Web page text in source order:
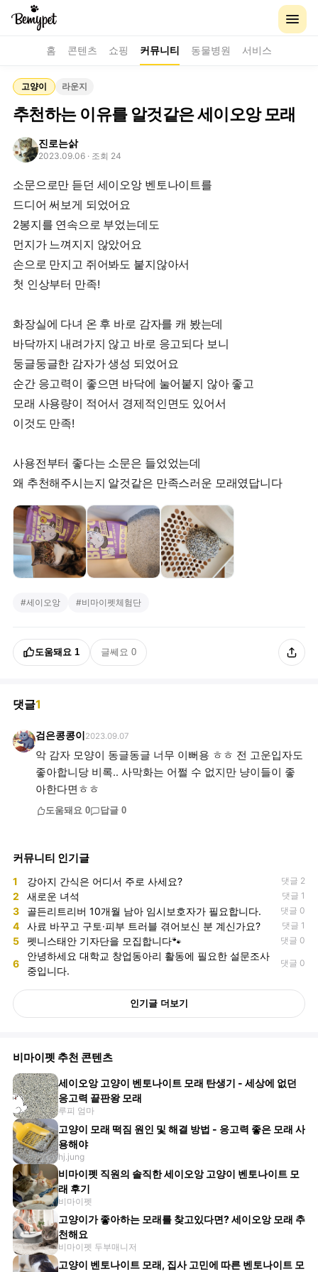
홈 콘텐츠 쇼핑 커뮤니티 동물병원 서비스
고양이 라운지
추천하는 이유를 알것같은 세이오앙 모래
진로는삵
2023.09.06 · 조회 24
소문으로만 듣던 세이오앙 벤토나이트를
드디어 써보게 되었어요
2봉지를 연속으로 부었는데도
먼지가 느껴지지 않았어요
손으로 만지고 쥐어봐도 붙지않아서
첫 인상부터 만족!
화장실에 다녀 온 후 바로 감자를 캐 봤는데
바닥까지 내려가지 않고 바로 응고되다 보니
둥글둥글한 감자가 생성 되었어요
순간 응고력이 좋으면 바닥에 눌어붙지 않아 좋고
모래 사용량이 적어서 경제적인면도 있어서
이것도 만족!
사용전부터 좋다는 소문은 들었었는데
왜 추천해주시는지 알것같은 만족스러운 모래였답니다
#세이오앙 #비마이펫체험단
도움돼요 1 글쎄요 0
댓글1
검은콩콩이 2023.09.07
악 감자 모양이 동글동글 너무 이뻐용 ㅎㅎ 전 고운입자도
좋아합니당 비록.. 사막화는 어쩔 수 없지만 냥이들이 좋
아한다면ㅎㅎ
도움돼요 0 답글 0
커뮤니티 인기글
1 강아지 간식은 어디서 주로 사세요? 댓글 2
2 새로운 녀석 댓글 1
3 골든리트리버 10개월 남아 임시보호자가 필요합니다. 댓글 0
4 사료 바꾸고 구토·피부 트러블 겪어보신 분 계신가요? 댓글 1
5 펫니스태안 기자단을 모집합니다🐾 댓글 0
6
안녕하세요 대학교 창업동아리 활동에 필요한 설문조사
중입니다.
댓글 0
인기글 더보기
비마이펫 추천 콘텐츠
세이오앙 고양이 벤토나이트 모래 탄생기 - 세상에 없던
응고력 끝판왕 모래
루피 엄마
고양이 모래 떡짐 원인 및 해결 방법 - 응고력 좋은 모래 사
용해야
hj.jung
비마이펫 직원의 솔직한 세이오앙 고양이 벤토나이트 모
래 후기
비마이펫
고양이가 좋아하는 모래를 찾고있다면? 세이오앙 모래 추
천해요
비마이펫 두부매니저
고양이 벤토나이트 모래, 집사 고민에 따른 벤토나이트 모